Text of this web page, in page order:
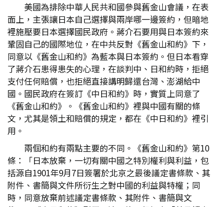
美國為排除中華人民共和國參與舊金山會議，在表
面上，主張讓日本自己選擇與兩岸哪一邊簽約，但暗地
裡施壓要日本選擇國民政府。蔣介石要用與日本簽約來
鞏固自己的國際地位，在中共反對《舊金山和約》下，
同意以《舊金山和約》為藍本與日本簽約。但日本看穿
了蔣介石患得患失的心理，在談判中、日和約時，拒絕
支付任何賠償，也拒絕直接講明歸還台灣、澎湖給中
國。國民政府在簽訂《中日和約》時，實質上同意了
《舊金山和約》。《舊金山和約》裡與中國有關的條
文，尤其是領土和賠償的規定，都在《中日和約》裡引
用。
兩個和約有兩點主要的不同。《舊金山和約》第10
條：「日本放棄，一切有關中國之特別權利與利益，包
括源自1901年9月7日簽署於北京之最後議定書條款、其
附件、書簡與文件所衍生之對中國的利益與特權；同
時，同意放棄前述議定書條款、其附件、書簡與文